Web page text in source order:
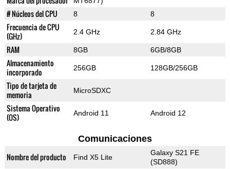
# Núcleos del CPU 8 8
Frecuencia de CPU
(GHz)
2.4 GHz 2.84 GHz
RAM 8GB 6GB/8GB
Almacenamiento
incorporado
256GB 128GB/256GB
Tipo de tarjeta de
memoria
MicroSDXC
Sistema Operativo
(OS)
Android 11 Android 12
Comunicaciones
Nombre del producto Find X5 Lite
Galaxy S21 FE
(SD888)